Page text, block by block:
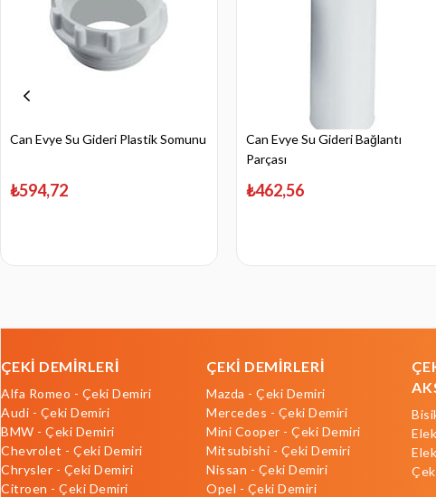
Can Evye Su Gideri Plastik Somunu
₺594,72
Can Evye Su Gideri Bağlantı
Parçası
₺462,56
ÇEKİ DEMİRLERİ
Alfa Romeo - Çeki Demiri
Audi - Çeki Demiri
BMW - Çeki Demiri
Chevrolet - Çeki Demiri
Chrysler - Çeki Demiri
Citroen - Çeki Demiri
ÇEKİ DEMİRLERİ
Mazda - Çeki Demiri
Mercedes - Çeki Demiri
Mini Cooper - Çeki Demiri
Mitsubishi - Çeki Demiri
Nissan - Çeki Demiri
Opel - Çeki Demiri